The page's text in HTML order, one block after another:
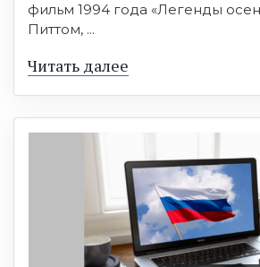
фильм 1994 года «Легенды
Питтом, ...
Читать далее